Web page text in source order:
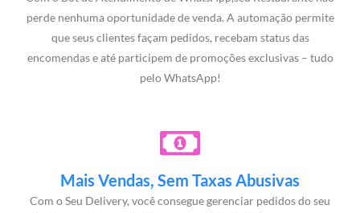
perde nenhuma oportunidade de venda. A automação permite
que seus clientes façam pedidos, recebam status das
encomendas e até participem de promoções exclusivas – tudo
pelo WhatsApp!
Mais Vendas, Sem Taxas Abusivas
Com o Seu Delivery, você consegue gerenciar pedidos do seu